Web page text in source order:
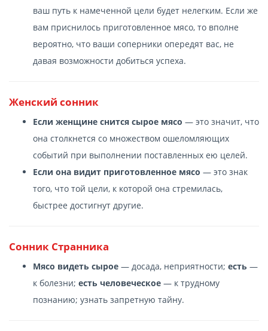
ваш путь к намеченной цели будет нелегким. Если же
вам приснилось приготовленное мясо, то вполне
вероятно, что ваши соперники опередят вас, не
давая возможности добиться успеха.
Женский сонник
Если женщине снится сырое мясо — это значит, что
она столкнется со множеством ошеломляющих
событий при выполнении поставленных ею целей.
Если она видит приготовленное мясо — это знак
того, что той цели, к которой она стремилась,
быстрее достигнут другие.
Сонник Странника
Мясо видеть сырое — досада, неприятности; есть —
к болезни; есть человеческое — к трудному
познанию; узнать запретную тайну.